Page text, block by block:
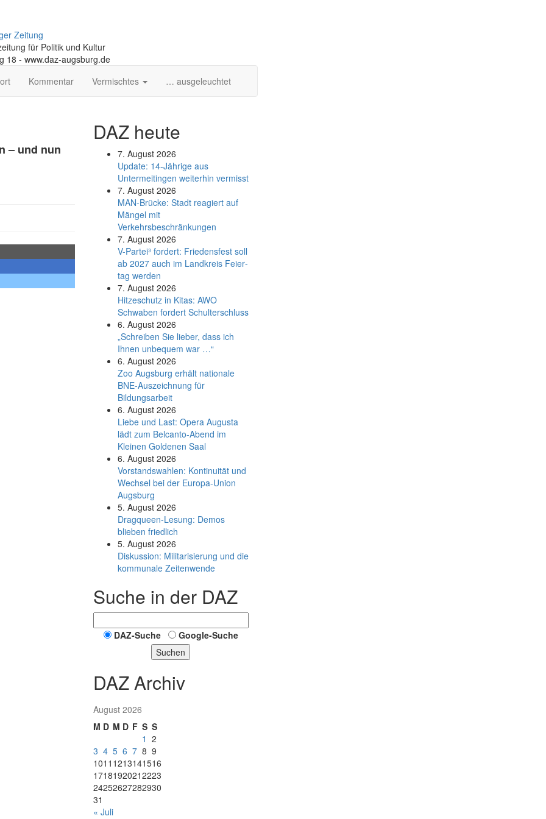
Zeitung
für Politik und Kultur
18 - www.daz-augsburg.de
Kommentar Vermischtes … ausgeleuchtet
– und nun
DAZ heute
7. August 2026
Update: 14-Jährige aus
Untermeitingen weiterhin vermisst
7. August 2026
MAN-Brücke: Stadt reagiert auf
Mängel mit
Verkehrsbeschränkungen
7. August 2026
V-Partei­³ fordert: Friedens­fest soll
ab 2027 auch im Land­kreis Feier­
tag werden
7. August 2026
Hitzeschutz in Kitas: AWO
Schwaben fordert Schulterschluss
6. August 2026
„Schreiben Sie lieber, dass ich
Ihnen unbequem war …“
6. August 2026
Zoo Augsburg erhält nationale
BNE-Auszeichnung für
Bildungsarbeit
6. August 2026
Liebe und Last: Opera Augusta
lädt zum Belcanto-Abend im
Kleinen Goldenen Saal
6. August 2026
Vorstandswahlen: Kontinuität und
Wechsel bei der Europa-Union
Augsburg
5. August 2026
Dragqueen-Lesung: Demos
blieben friedlich
5. August 2026
Diskussion: Mi­li­ta­ri­sie­rung und die
kommunale Zeitenwende
Suche in der DAZ
DAZ-Suche
Google-Suche
Suchen
DAZ Archiv
August 2026
M D M D F S S
1 2
3 4 5 6 7 8 9
1011 1213141516
17181920212223
24252627282930
31
« Juli